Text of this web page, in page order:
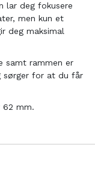
lar deg fokusere
men kun et
deg maksimal
samt rammen er
sørger for at du får
62 mm.